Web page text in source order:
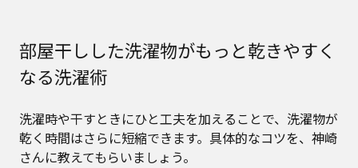
部屋干しした洗濯物がもっと乾きやすく
なる洗濯術
洗濯時や干すときにひと工夫を加えることで、洗濯物が
乾く時間はさらに短縮できます。具体的なコツを、神崎
さんに教えてもらいましょう。